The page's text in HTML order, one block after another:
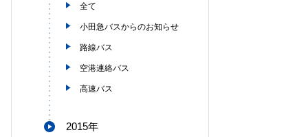
全て
小田急バスからのお知らせ
路線バス
空港連絡バス
高速バス
2015年